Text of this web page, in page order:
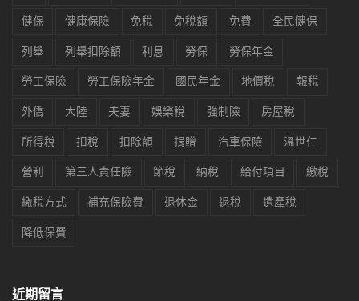
健保 健康保險 免稅 免稅額 免費 全民健保
列舉 列舉扣除額 利息 勞保 勞保年金
勞工保險 勞工保險年金 國民年金 地價稅 報稅
外僑 大陸 夫妻 娛樂稅 強制險 房屋稅
所得稅 扣稅 扣除額 捐贈 汽車保險 溫世仁
營利 第三人責任險 節稅 納稅 給付項目 繳稅
繳稅方式 補充保險費 退休金 退稅 遺產稅
降低保費
近期留言